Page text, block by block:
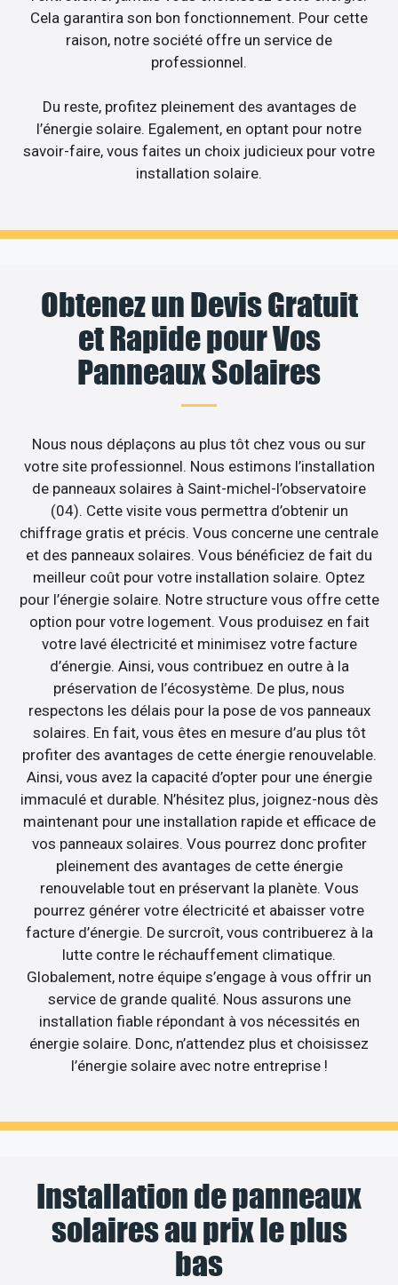
Cela garantira son bon fonctionnement. Pour cette
raison, notre société offre un service de
professionnel.
Du reste, profitez pleinement des avantages de
l’énergie solaire. Egalement, en optant pour notre
savoir-faire, vous faites un choix judicieux pour votre
installation solaire.
Obtenez un Devis Gratuit
et Rapide pour Vos
Panneaux Solaires
Nous nous déplaçons au plus tôt chez vous ou sur
votre site professionnel. Nous estimons l’installation
de panneaux solaires à Saint-michel-l’observatoire
(04). Cette visite vous permettra d’obtenir un
chiffrage gratis et précis. Vous concerne une centrale
et des panneaux solaires. Vous bénéficiez de fait du
meilleur coût pour votre installation solaire. Optez
pour l’énergie solaire. Notre structure vous offre cette
option pour votre logement. Vous produisez en fait
votre lavé électricité et minimisez votre facture
d’énergie. Ainsi, vous contribuez en outre à la
préservation de l’écosystème. De plus, nous
respectons les délais pour la pose de vos panneaux
solaires. En fait, vous êtes en mesure d’au plus tôt
profiter des avantages de cette énergie renouvelable.
Ainsi, vous avez la capacité d’opter pour une énergie
immaculé et durable. N’hésitez plus, joignez-nous dès
maintenant pour une installation rapide et efficace de
vos panneaux solaires. Vous pourrez donc profiter
pleinement des avantages de cette énergie
renouvelable tout en préservant la planète. Vous
pourrez générer votre électricité et abaisser votre
facture d’énergie. De surcroît, vous contribuerez à la
lutte contre le réchauffement climatique.
Globalement, notre équipe s’engage à vous offrir un
service de grande qualité. Nous assurons une
installation fiable répondant à vos nécessités en
énergie solaire. Donc, n’attendez plus et choisissez
l’énergie solaire avec notre entreprise !
Installation de panneaux
solaires au prix le plus
bas